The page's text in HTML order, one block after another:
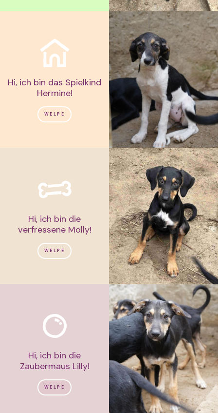
Hi, ich bin das Spielkind
Hermine!
WELPE
Hi, ich bin die
verfressene Molly!
WELPE
Hi, ich bin die
Zaubermaus Lilly!
WELPE